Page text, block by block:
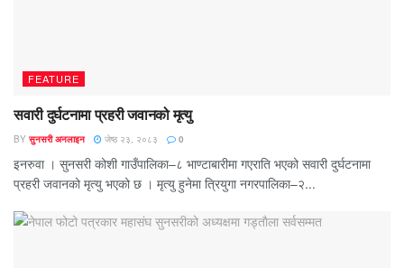
FEATURE
सवारी दुर्घटनामा प्रहरी जवानको मृत्यु
BY सुनसरी अनलाइन जेष्ठ २३, २०८३ 0
इनरुवा । सुनसरी कोशी गाउँपालिका–८ भाण्टाबारीमा गएराति भएको सवारी दुर्घटनामा
प्रहरी जवानको मृत्यु भएको छ । मृत्यु हुनेमा त्रियुगा नगरपालिका–२...